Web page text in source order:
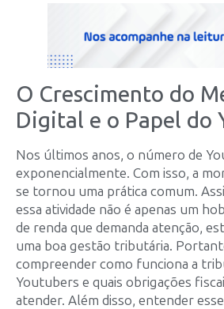
O Crescimento do
Digital e o Papel do
Nos últimos anos, o número de
exponencialmente. Com isso, a
se tornou uma prática comum.
essa atividade não é apenas um
de renda que demanda atenção,
uma boa gestão tributária.
compreender como funciona a
Youtubers e quais obrigações
atender. Além disso, entender